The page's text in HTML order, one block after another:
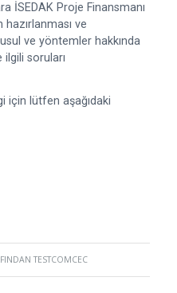
İSEDAK Proje Finansmanı
ve
ve yöntemler hakkında
soruları
için lütfen aşağıdaki
TESTCOMCEC